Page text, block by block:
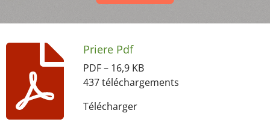
Priere Pdf
PDF – 16,9 KB
437 téléchargements
Télécharger